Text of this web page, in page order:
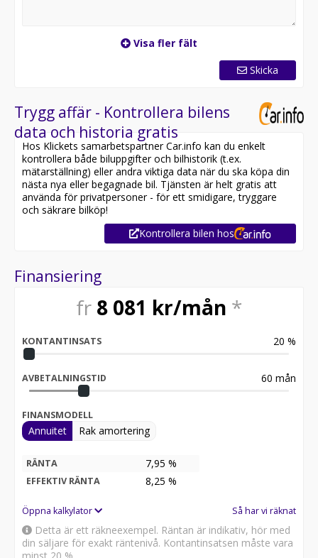
Visa fler fält
Skicka
Trygg affär - Kontrollera bilens
data och historia gratis
Hos Klickets samarbetspartner Car.info kan du enkelt
kontrollera både biluppgifter och bilhistorik (t.ex.
mätarställning) eller andra viktiga data när du ska köpa din
nästa nya eller begagnade bil. Tjänsten är helt gratis att
använda för privatpersoner - för ett smidigare, tryggare
och säkrare bilköp!
Kontrollera bilen hos
Finansiering
fr 8 081 kr/mån *
KONTANTINSATS 20 %
AVBETALNINGSTID 60 mån
FINANSMODELL
Annuitet Rak amortering
RÄNTA 7,95 %
EFFEKTIV RÄNTA 8,25 %
Öppna kalkylator Så har vi räknat
Detta är ett räkneexempel. Räntan är indikativ, hör med
din säljare för exakt räntenivå. Kontantinsatsen måste vara
minst 20 %.